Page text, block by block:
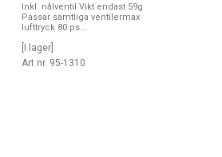
Inkl. nålventil Vikt endast 59g
Passar samtliga ventilermax
lufttryck 80 ps...
[I lager]
Art nr. 95-1310